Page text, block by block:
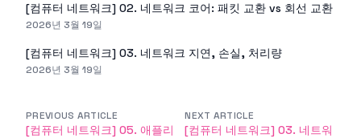
[컴퓨터 네트워크] 02. 네트워크 코어: 패킷 교환 vs 회선 교환
2026년 3월 19일
[컴퓨터 네트워크] 03. 네트워크 지연, 손실, 처리량
2026년 3월 19일
PREVIOUS ARTICLE
[컴퓨터 네트워크] 05. 애플리
NEXT ARTICLE
[컴퓨터 네트워크] 03. 네트워